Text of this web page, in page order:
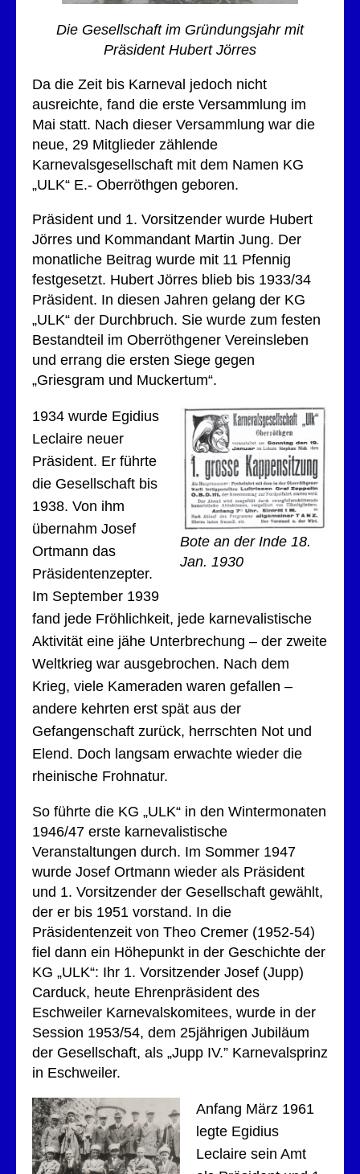
Die Gesellschaft im Gründungsjahr mit
Präsident Hubert Jörres
Da die Zeit bis Karneval jedoch nicht
ausreichte, fand die erste Versammlung im
Mai statt. Nach dieser Versammlung war die
neue, 29 Mitglieder zählende
Karnevalsgesellschaft mit dem Namen KG
„ULK“ E.- Oberröthgen geboren.
Präsident und 1. Vorsitzender wurde Hubert
Jörres und Kommandant Martin Jung. Der
monatliche Beitrag wurde mit 11 Pfennig
festgesetzt. Hubert Jörres blieb bis 1933/34
Präsident. In diesen Jahren gelang der KG
„ULK“ der Durchbruch. Sie wurde zum festen
Bestandteil im Oberröthgener Vereinsleben
und errang die ersten Siege gegen
„Griesgram und Muckertum“.
Bote an der Inde 18.
Jan. 1930
1934 wurde Egidius
Leclaire neuer
Präsident. Er führte
die Gesellschaft bis
1938. Von ihm
übernahm Josef
Ortmann das
Präsidentenzepter.
Im September 1939
fand jede Fröhlichkeit, jede karnevalistische
Aktivität eine jähe Unterbrechung – der zweite
Weltkrieg war ausgebrochen. Nach dem
Krieg, viele Kameraden waren gefallen –
andere kehrten erst spät aus der
Gefangenschaft zurück, herrschten Not und
Elend. Doch langsam erwachte wieder die
rheinische Frohnatur.
So führte die KG „ULK“ in den Wintermonaten
1946/47 erste karnevalistische
Veranstaltungen durch. Im Sommer 1947
wurde Josef Ortmann wieder als Präsident
und 1. Vorsitzender der Gesellschaft gewählt,
der er bis 1951 vorstand. In die
Präsidentenzeit von Theo Cremer (1952-54)
fiel dann ein Höhepunkt in der Geschichte der
KG „ULK“: Ihr 1. Vorsitzender Josef (Jupp)
Carduck, heute Ehrenpräsident des
Eschweiler Karnevalskomitees, wurde in der
Session 1953/54, dem 25jährigen Jubiläum
der Gesellschaft, als „Jupp IV.” Karnevalsprinz
in Eschweiler.
Anfang März 1961
legte Egidius
Leclaire sein Amt